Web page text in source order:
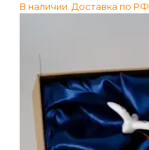
В наличии. Доставка по